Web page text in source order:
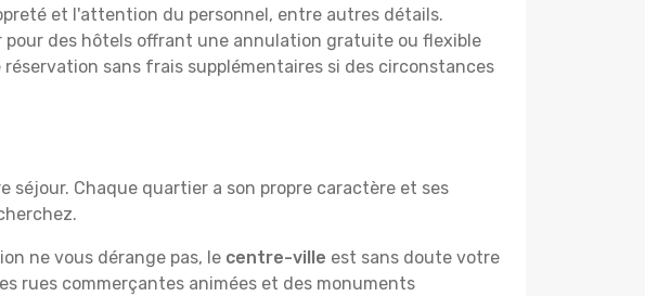
et l'attention du personnel, entre autres détails.
des hôtels offrant une annulation gratuite ou flexible
sans frais supplémentaires si des circonstances
Chaque quartier a son propre caractère et ses
ne vous dérange pas, le centre-ville est sans doute votre
rues commerçantes animées et des monuments